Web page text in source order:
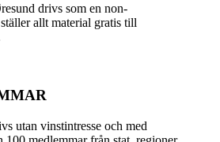
drivs som en non-
allt material gratis till
utan vinst­intresse och med